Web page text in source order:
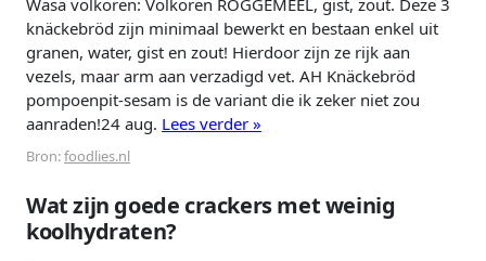
Wasa volkoren: Volkoren ROGGEMEEL, gist, zout. Deze 3
knäckebröd zijn minimaal bewerkt en bestaan enkel uit
granen, water, gist en zout! Hierdoor zijn ze rijk aan
vezels, maar arm aan verzadigd vet. AH Knäckebröd
pompoenpit-sesam is de variant die ik zeker niet zou
aanraden!24 aug. Lees verder »
Bron:foodlies.nl
Wat zijn goede crackers met weinig
koolhydraten?